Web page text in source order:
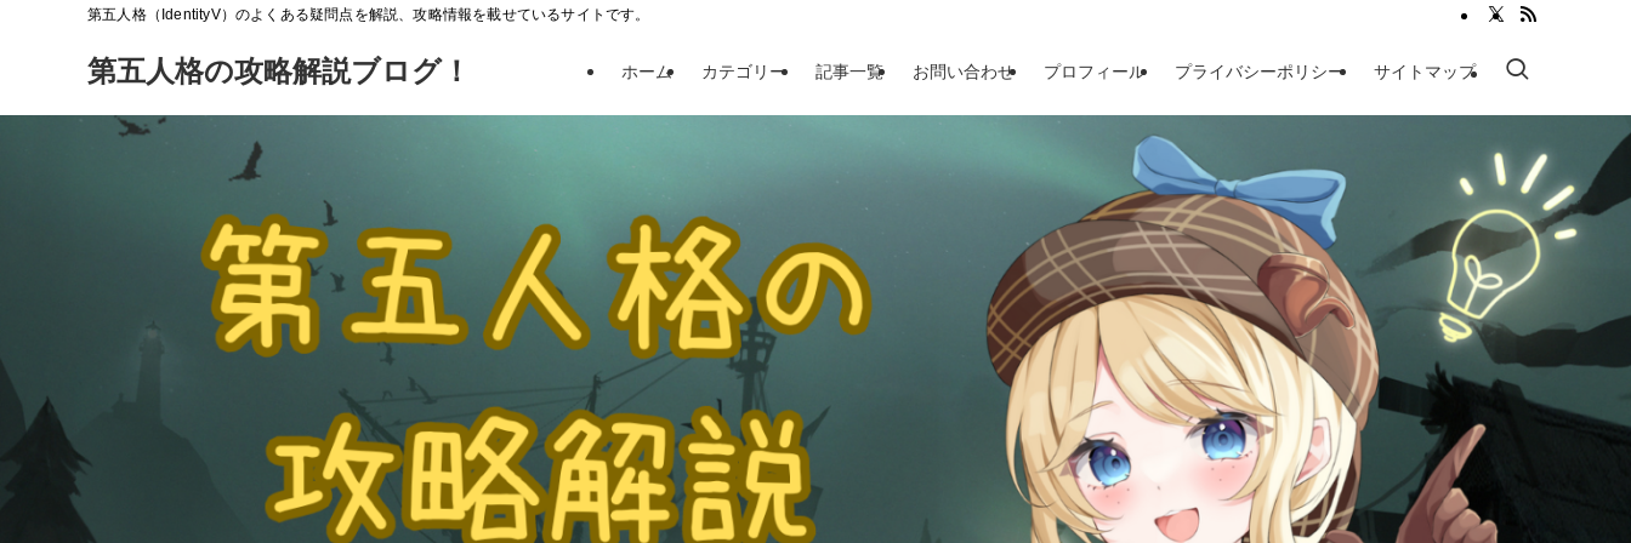
第五人格（IdentityV）のよくある疑問点を解説、攻略情報を載せているサイトです。
第五人格の攻略解説ブログ！ ホーム カテゴリー 記事一覧 お問い合わせ プロフィール プライバシーポリシー サイトマップ